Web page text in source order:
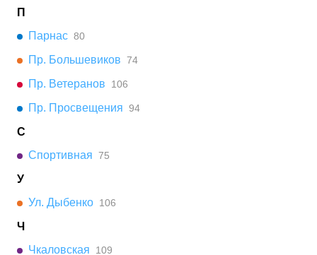
П
Парнас 80
Пр. Большевиков 74
Пр. Ветеранов 106
Пр. Просвещения 94
С
Спортивная 75
У
Ул. Дыбенко 106
Ч
Чкаловская
109